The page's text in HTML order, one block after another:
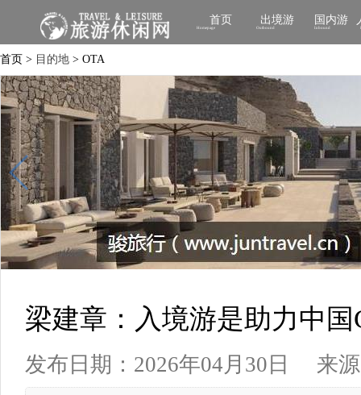
首页
Homepage
出境游
Outbound
国内游
Inbound
首页 > 目的地 > OTA
梁建章：入境游是助力中
发布日期：2026年04月30日 来源